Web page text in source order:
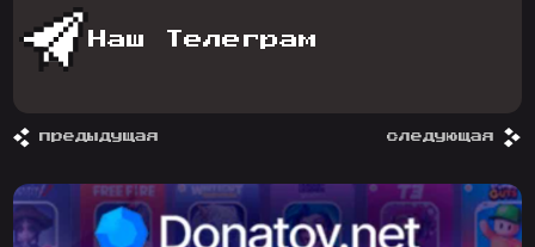
Наш Телеграм
предыдущая следующая